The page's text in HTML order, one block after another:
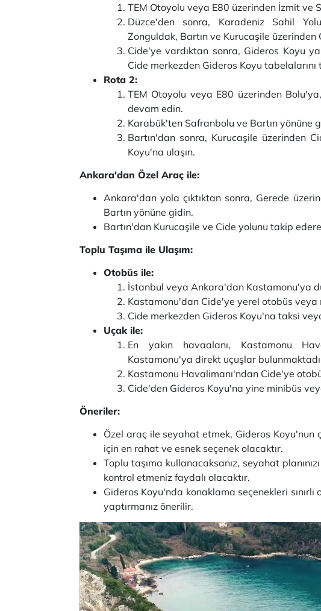
TEM Otoyolu veya E80 üzerinden İzmit ve
Düzce'den sonra, Karadeniz Sahil
Zonguldak, Bartın ve Kurucaşile üzerinden
Cide'ye vardıktan sonra, Gideros Koyu
Cide merkezden Gideros Koyu
Rota 2:
TEM Otoyolu veya E80 üzerinden
devam edin.
Karabük'ten Safranbolu ve Bartın yönüne
Bartın'dan sonra, Kurucaşile üzerinden
Koyu'na ulaşın.
Ankara'dan Özel Araç ile:
Ankara'dan yola çıktıktan sonra, Gerede
Bartın yönüne gidin.
Bartın'dan Kurucaşile ve Cide yolunu takip
Toplu Taşıma ile Ulaşım:
Otobüs ile:
İstanbul veya Ankara'dan Kastamonu'ya
Kastamonu'dan Cide'ye yerel otobüs
Cide merkezden Gideros Koyu'na taksi
Uçak ile:
En yakın havaalanı, Kastamonu
Kastamonu'ya direkt uçuşlar
Kastamonu Havalimanı'ndan Cide'ye
Cide'den Gideros Koyu'na yine minibüs
Öneriler:
Özel araç ile seyahat etmek, Gideros
için en rahat ve esnek seçenek olacaktır.
Toplu taşıma kullanacaksanız, seyahat
kontrol etmeniz faydalı olacaktır.
Gideros Koyu'nda konaklama seçenekleri
yaptırmanız önerilir.